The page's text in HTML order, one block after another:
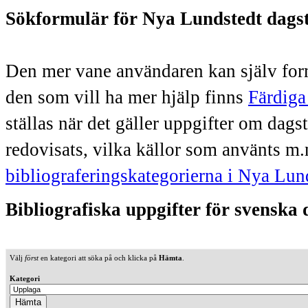
Sökformulär för Nya Lundstedt
Den mer vane användaren kan själv
den som vill ha mer hjälp finns
ställas när det gäller uppgifter om
redovisats, vilka källor som använts
bibliograferingskategorierna i Nya
Bibliografiska uppgifter för svenska
Välj försten kategori att söka på och klicka på Hämta
Kategori